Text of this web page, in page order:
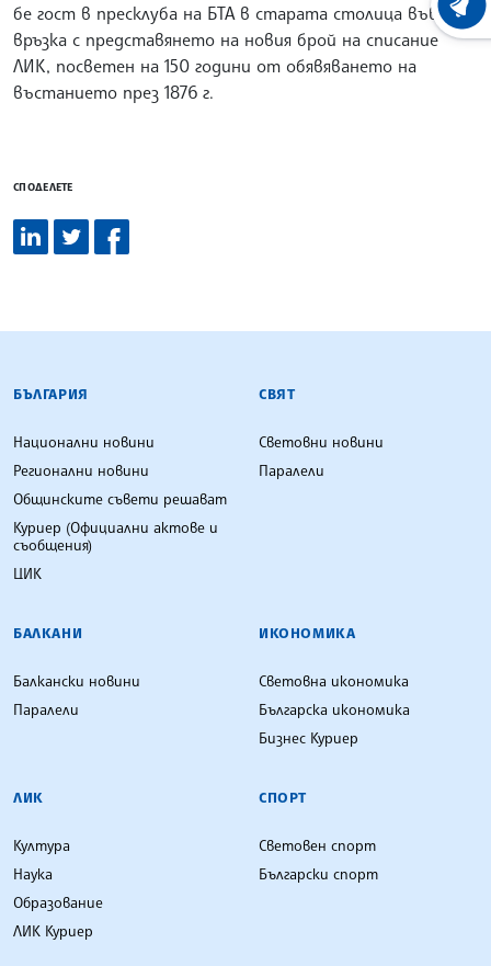
бе гост в пресклуба на БТА в старата столица във
връзка с представянето на новия брой на списание
ЛИК, посветен на 150 години от обявяването на
въстанието през 1876 г.
СПОДЕЛЕТЕ
БЪЛГАРСКА ТЕЛЕГРАФНА АГЕНЦИЯ
БЪЛГАРИЯ
Национални новини
Регионални новини
Общинските съвети решават
Куриер (Официални актове и
съобщения)
ЦИК
СВЯТ
Световни новини
Паралели
БАЛКАНИ
Балкански новини
Паралели
ИКОНОМИКА
Световна икономика
Българска икономика
Бизнес Куриер
ЛИК
Култура
Наука
Образование
ЛИК Куриер
СПОРТ
Световен спорт
Български спорт